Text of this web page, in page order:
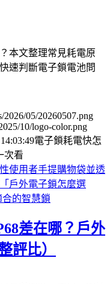
本文整理常見耗電原
速判斷電子鎖電池問
2026/05/20260507.png
10/logo-color.png
電子鎖耗電快怎
次看
差在哪？戶外
評比）